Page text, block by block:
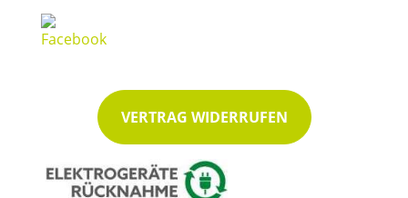
VERTRAG WIDERRUFEN